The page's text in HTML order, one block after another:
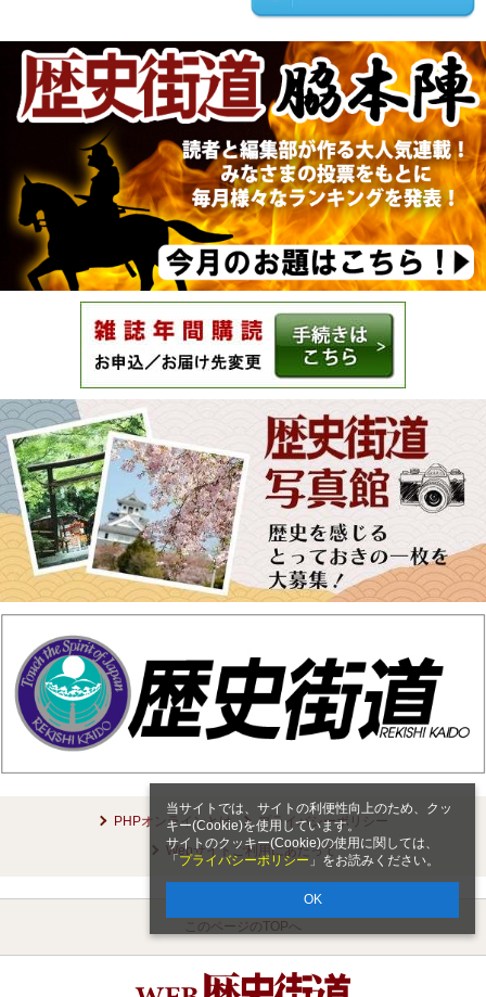
当サイトでは、サイトの利便性向上のため、クッ
キー(Cookie)を使用しています。
サイトのクッキー(Cookie)の使用に関しては、
「 プライバシーポリシー 」をお読みください。
OK
PHPオンラインとは
プライバシーポリシー
Webサイトご利用にあたって
このページのTOPへ